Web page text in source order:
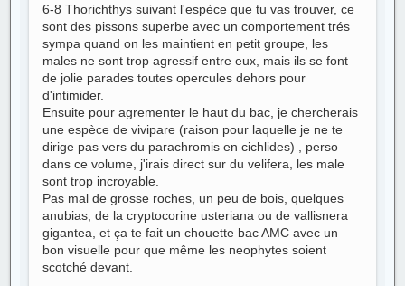
6-8 Thorichthys suivant l'espèce que tu vas trouver, ce
sont des pissons superbe avec un comportement trés
sympa quand on les maintient en petit groupe, les
males ne sont trop agressif entre eux, mais ils se font
de jolie parades toutes opercules dehors pour
d'intimider.
Ensuite pour agrementer le haut du bac, je chercherais
une espèce de vivipare (raison pour laquelle je ne te
dirige pas vers du parachromis en cichlides) , perso
dans ce volume, j'irais direct sur du velifera, les male
sont trop incroyable.
Pas mal de grosse roches, un peu de bois, quelques
anubias, de la cryptocorine usteriana ou de vallisnera
gigantea, et ça te fait un chouette bac AMC avec un
bon visuelle pour que même les neophytes soient
scotché devant.